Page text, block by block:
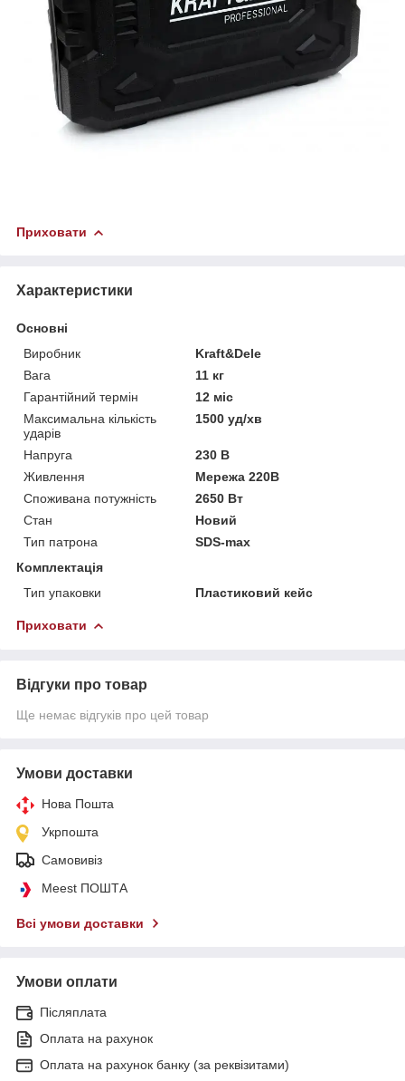
Приховати
Характеристики
Основні
Виробник
Kraft&Dele
Вага
11 кг
Гарантійний термін
12 міс
Максимальна кількість
ударів
1500 уд/хв
Напруга
230 В
Живлення
Мережа 220В
Споживана потужність
2650 Вт
Стан
Новий
Тип патрона
SDS-max
Комплектація
Тип упаковки
Пластиковий кейс
Приховати
Відгуки про товар
Ще немає відгуків про цей товар
Умови доставки
Нова Пошта
Укрпошта
Самовивіз
Meest ПОШТА
Всі умови доставки
Умови оплати
Післяплата
Оплата на рахунок
Оплата на рахунок банку (за реквізитами)